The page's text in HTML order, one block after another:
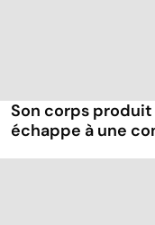
Son corps
échappe à une